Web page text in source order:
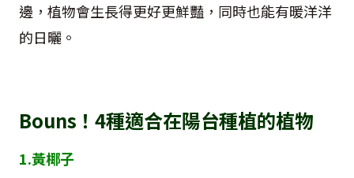
邊，植物會生長得更好更鮮豔，同時也能有暖洋洋
的日曬。
Bouns！4種適合在陽台種植的植物
1.黃椰子